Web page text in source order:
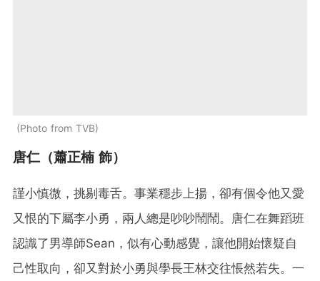
Photo from TVB
唐仁（蕭正楠 飾）
謹小慎微，挑剔毒舌。事業穩步上揚，卻有個令他又愛
又恨的下屬李小勇，兩人總是吵吵鬧鬧。唐仁在舞蹈班
認識了男導師Sean，似有心動感覺，讓他開始懷疑自
己性取向，卻又對於小勇與學長王林交往悵然若失。一